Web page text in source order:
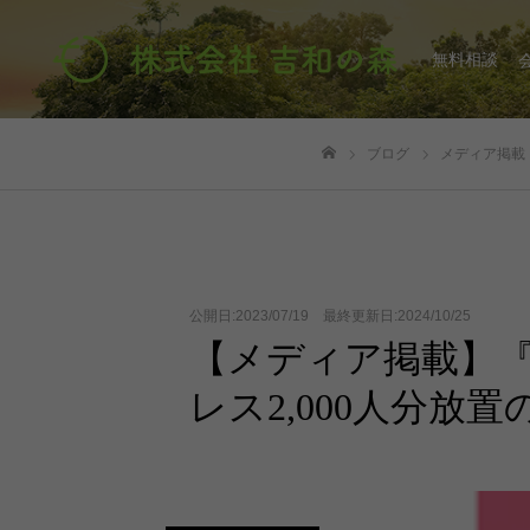
無料相談
ブログ メディア掲載
公開日:2023/07/19 最終更新日:2024/10/25
【メディア掲載】
レス2,000人分放置